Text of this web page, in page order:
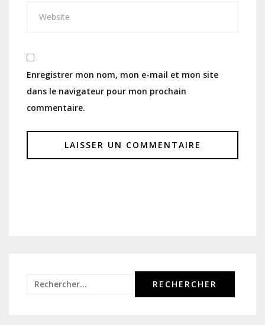
Enregistrer mon nom, mon e-mail et mon site
dans le navigateur pour mon prochain
commentaire.
Rechercher :